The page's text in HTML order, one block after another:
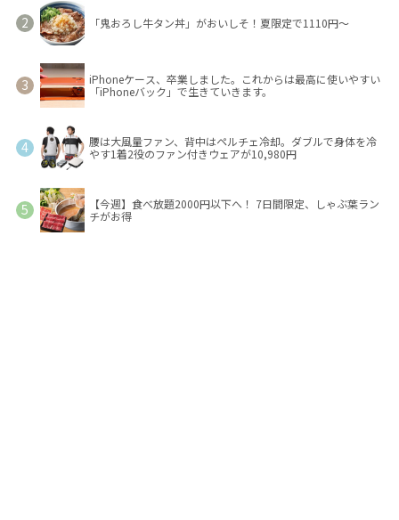
「鬼おろし牛タン丼」がおいしそ！夏限定で1110円～
iPhoneケース、卒業しました。これからは最高に使いやすい
「iPhoneバック」で生きていきます。
腰は大風量ファン、背中はペルチェ冷却。ダブルで身体を冷
やす1着2役のファン付きウェアが10,980円
【今週】食べ放題2000円以下へ！ 7日間限定、しゃぶ葉ラン
チがお得